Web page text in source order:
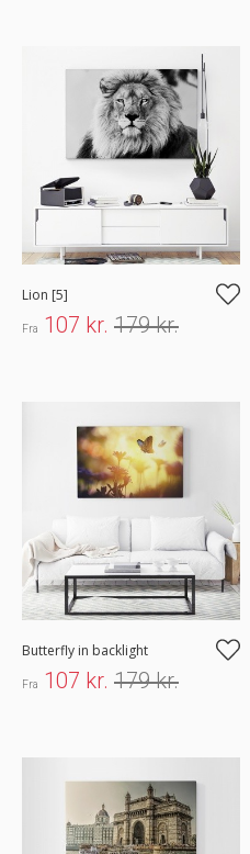
Lion [5]
Fra 107 kr. 179 kr.
Butterfly in backlight
Fra 107 kr. 179 kr.